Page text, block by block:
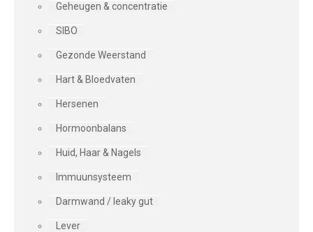
Geheugen & concentratie
SIBO
Gezonde Weerstand
Hart & Bloedvaten
Hersenen
Hormoonbalans
Huid, Haar & Nagels
Immuunsysteem
Darmwand / leaky gut
Lever